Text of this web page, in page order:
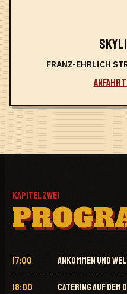
FRANZ-EHRLICH
KAPITEL ZWEI
17:00 ANKOMMEN UND
18:00 CATERING AUF DEM